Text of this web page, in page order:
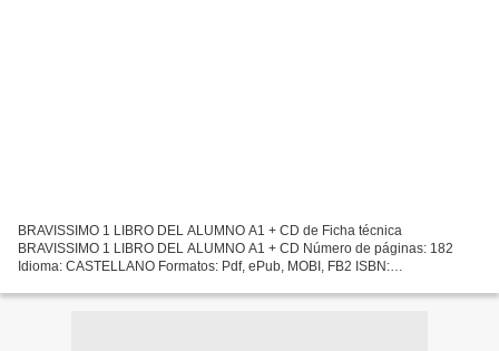
BRAVISSIMO 1 LIBRO DEL ALUMNO A1 + CD de Ficha técnica
BRAVISSIMO 1 LIBRO DEL ALUMNO A1 + CD Número de páginas: 182
Idioma: CASTELLANO Formatos: Pdf, ePub, MOBI, FB2 ISBN:
PUBLICACIONES DE IDIOMAS...